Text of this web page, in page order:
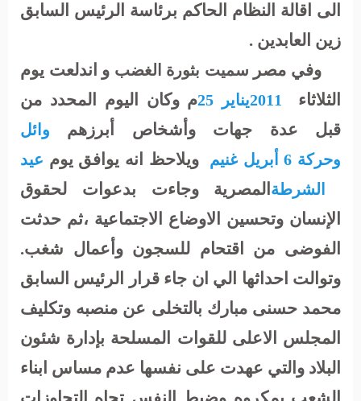
الى اقالة النظام الحاكم برئاسة الرئيس السابق
زين العابدين .
وفي مصر سميت بثورة الغضب و اندلعت يوم
الثلاثاء
25 يناير2011 م وكان اليوم المحدد من
قبل عدة جهات وأشخاص أبرزهم
وائل
غنيم
وحركة 6 أبريل ويلاحظ انه يوافق يوم عيد
الشرطة المصرية وجاءت بدعوات لحقوق
الإنسان وتحسين الاوضاع الاجتماعية ،ثم حدثت
الفوضى من اقتحام للسجون وأعمال شغب.
وتوالت احداثها الي ان جاء قرار الرئيس السابق
محمد حسنى مبارك بالتخلى عن منصبه وتكليف
المجلس الاعلى للقوات المسلحة بإدارة شئون
البلاد والتي عهدت على نفسها عدم مساس ابناء